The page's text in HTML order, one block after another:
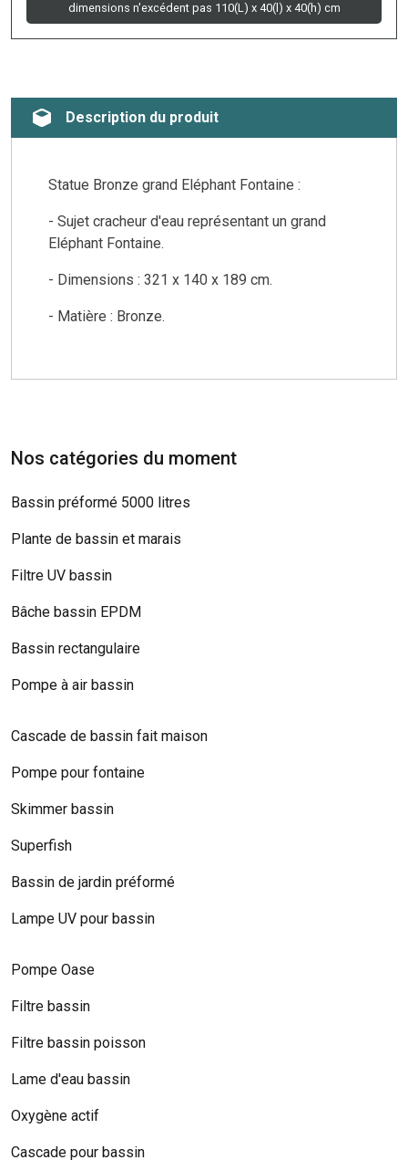
dimensions n'excédent pas 110(L) x 40(l) x 40(h) cm
Description du produit
Statue Bronze grand Eléphant Fontaine :
- Sujet cracheur d'eau représentant un grand
Eléphant Fontaine.
- Dimensions : 321 x 140 x 189 cm.
- Matière : Bronze.
Nos catégories du moment
Bassin préformé 5000 litres
Plante de bassin et marais
Filtre UV bassin
Bâche bassin EPDM
Bassin rectangulaire
Pompe à air bassin
Cascade de bassin fait maison
Pompe pour fontaine
Skimmer bassin
Superfish
Bassin de jardin préformé
Lampe UV pour bassin
Pompe Oase
Filtre bassin
Filtre bassin poisson
Lame d'eau bassin
Oxygène actif
Cascade pour bassin